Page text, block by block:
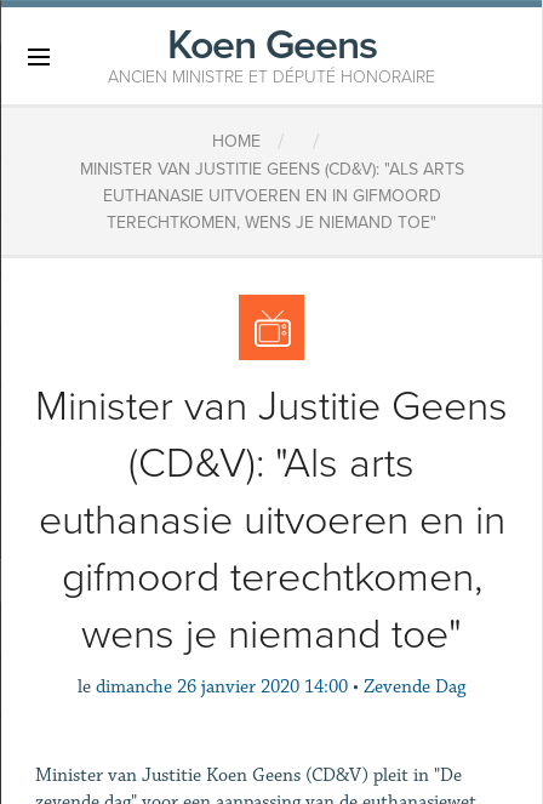
Koen Geens
ANCIEN MINISTRE ET DÉPUTÉ HONORAIRE
HOME / /
MINISTER VAN JUSTITIE GEENS (CD&V): "ALS ARTS
EUTHANASIE UITVOEREN EN IN GIFMOORD
TERECHTKOMEN, WENS JE NIEMAND TOE"
Minister van Justitie Geens
(CD&V): "Als arts
euthanasie uitvoeren en in
gifmoord terechtkomen,
wens je niemand toe"
le dimanche 26 janvier 2020 14:00 • Zevende Dag
Minister van Justitie Koen Geens (CD&V) pleit in "De